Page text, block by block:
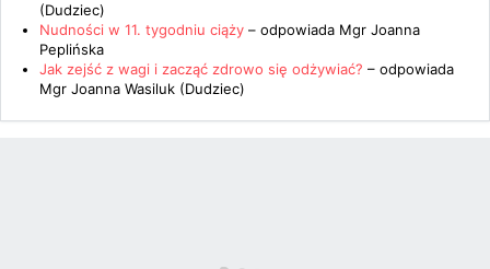
(Dudziec)
Nudności w 11. tygodniu ciąży – odpowiada Mgr Joanna
Peplińska
Jak zejść z wagi i zacząć zdrowo się odżywiać? – odpowiada
Mgr Joanna Wasiluk (Dudziec)